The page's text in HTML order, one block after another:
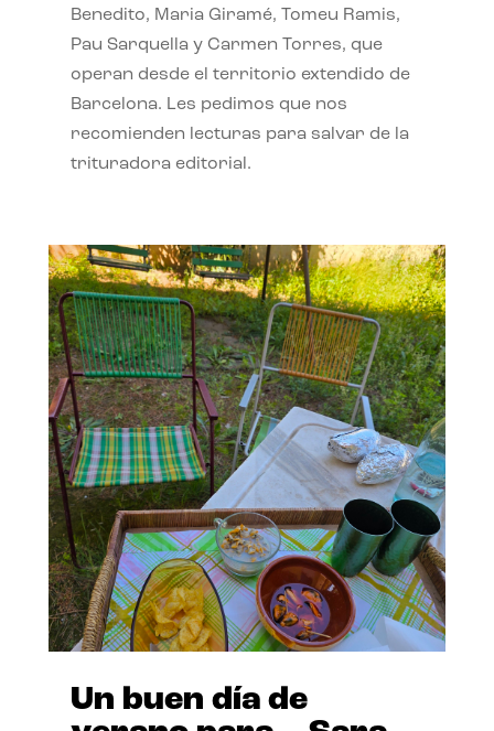
Benedito, Maria Giramé, Tomeu Ramis,
Pau Sarquella y Carmen Torres, que
operan desde el territorio extendido de
Barcelona. Les pedimos que nos
recomienden lecturas para salvar de la
trituradora editorial.
Un buen día de